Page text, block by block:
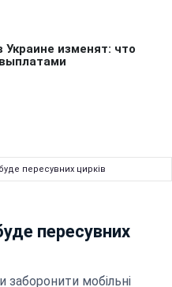
пересувних цирків
пересувних
заборонити мобільні